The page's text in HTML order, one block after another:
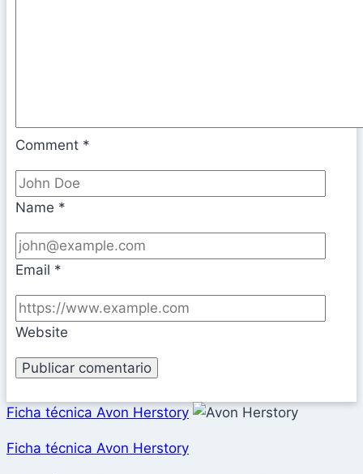
Comment *
Name *
Email *
Website
Ficha técnica Avon Herstory
Ficha técnica Avon Herstory